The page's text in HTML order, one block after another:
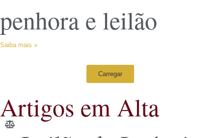
penhora e leilão
Saiba mais »
Carregar
Artigos em Alta